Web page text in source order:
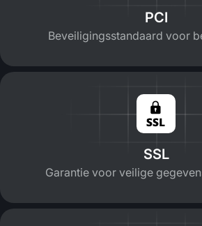
PCI
Beveiligingsstandaard voor
SSL
Garantie voor veilige